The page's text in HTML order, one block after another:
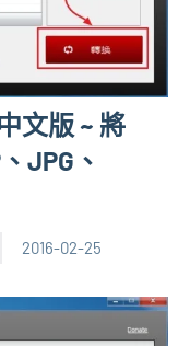
文版 ~ 將
JPG、
2016-02-25